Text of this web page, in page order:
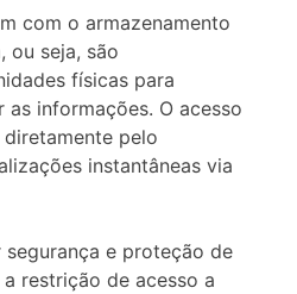
com o armazenamento
ou seja, são
físicas para
as informações. O acesso
pelo
instantâneas via
segurança e proteção de
restrição de acesso a